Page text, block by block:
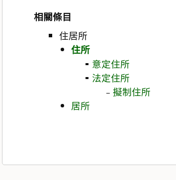
相關條目
住居所
住所
意定住所
法定住所
擬制住所
居所